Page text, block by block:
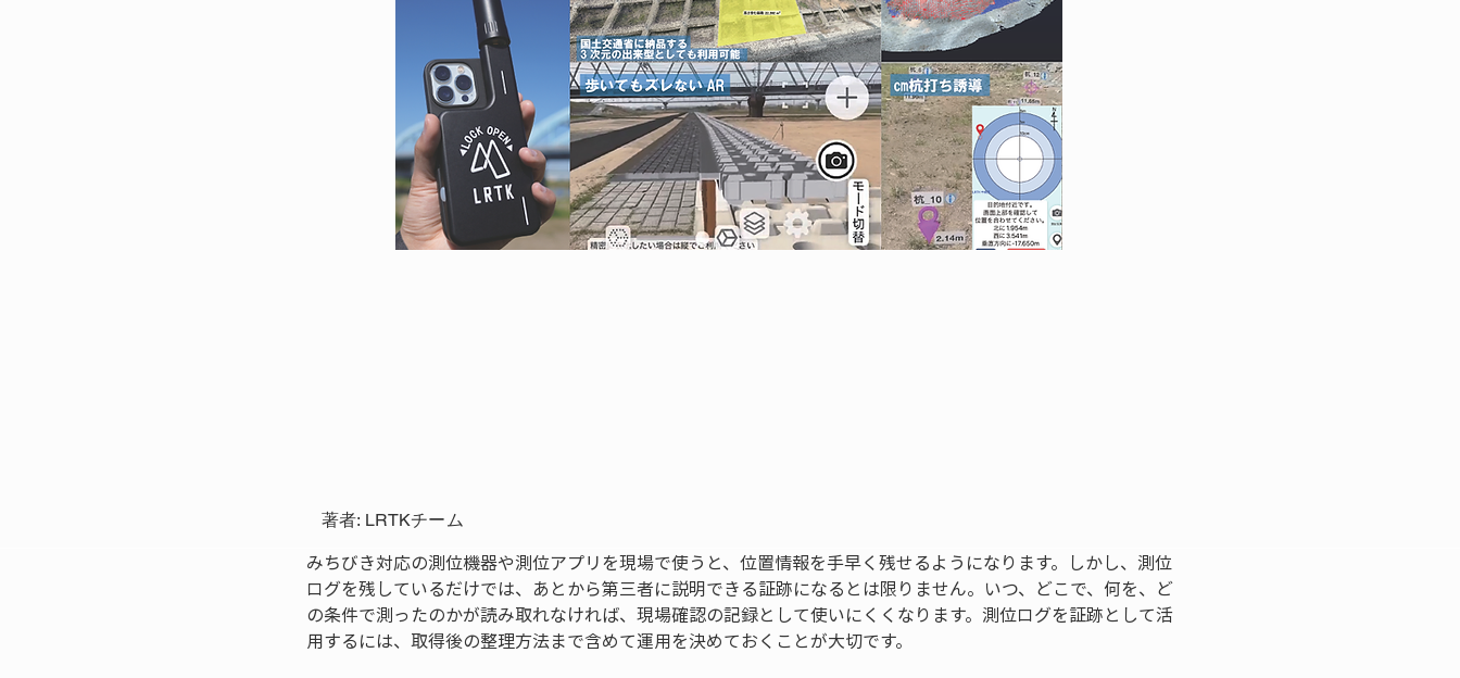
著者: LRTKチーム
みちびき対応の測位機器や測位アプリを現場で使うと、位置情報を手早く残せるようになります。しかし、測位
ログを残しているだけでは、あとから第三者に説明できる証跡になるとは限りません。いつ、どこで、何を、ど
の条件で測ったのかが読み取れなければ、現場確認の記録として使いにくくなります。測位ログを証跡として活
用するには、取得後の整理方法まで含めて運用を決めておくことが大切です。